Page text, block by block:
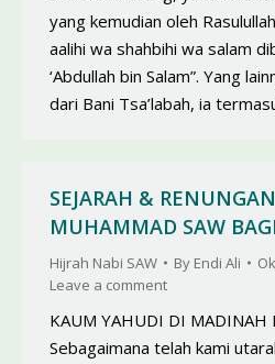
yang kemudian oleh
aalihi wa shahbihi wa salam
‘Abdullah bin Salam”. Yang
dari Bani Tsa’labah, ia
SEJARAH &
MUHAMMAD SAW
Hijrah Nabi SAW By Endi Ali
Leave a comment
KAUM YAHUDI DI MADINAH
Sebagaimana telah kami